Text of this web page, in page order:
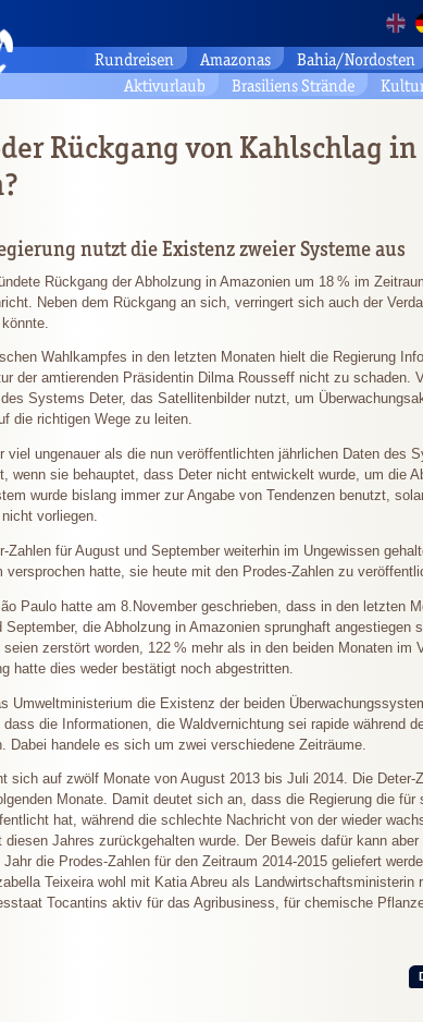
Rundreisen Amazonas Bahia/Nordosten
Aktivurlaub
Brasiliens Strände
Rückgang von Kahlschlag in
nutzt die Existenz zweier Systeme aus
Rückgang der Abholzung in Amazonien um 18 % im
Neben dem Rückgang an sich, verringert sich auch der
Wahlkampfes in den letzten Monaten hielt die Regierung
der amtierenden Präsidentin Dilma Rousseff nicht zu schaden.
Systems Deter, das Satellitenbilder nutzt, um
die richtigen Wege zu leiten.
viel ungenauer als die nun veröffentlichten jährlichen Daten des
wenn sie behauptet, dass Deter nicht entwickelt wurde, um die
wurde bislang immer zur Angabe von Tendenzen benutzt,
vorliegen.
Zahlen für August und September weiterhin im Ungewissen
versprochen hatte, sie heute mit den Prodes-Zahlen zu
Paulo hatte am 8.November geschrieben, dass in den letzten
die Abholzung in Amazonien sprunghaft angestiegen
zerstört worden, 122 % mehr als in den beiden Monaten im
hatte dies weder bestätigt noch abgestritten.
Umweltministerium die Existenz der beiden
die Informationen, die Waldvernichtung sei rapide während
Dabei handele es sich um zwei verschiedene Zeiträume.
sich auf zwölf Monate von August 2013 bis Juli 2014. Die Deter-
Monate. Damit deutet sich an, dass die Regierung die für
hat, während die schlechte Nachricht von der wieder
Jahres zurückgehalten wurde. Der Beweis dafür kann
die Prodes-Zahlen für den Zeitraum 2014-2015 geliefert
Teixeira wohl mit Katia Abreu als Landwirtschaftsministerin
Tocantins aktiv für das Agribusiness, für chemische